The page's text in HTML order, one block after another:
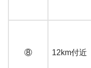
⑧ 12km付近